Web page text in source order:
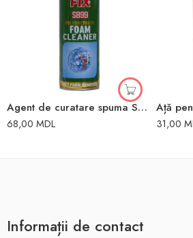
Agent de curatare spuma S899 500ml SomaFix
68,00 MDL
Ață
31,00
Informații de contact